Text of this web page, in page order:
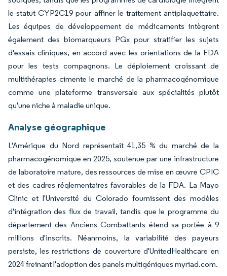
le statut CYP2C19 pour affiner le traitement antiplaquettaire.
Les équipes de développement de médicaments intègrent
également des biomarqueurs PGx pour stratifier les sujets
d'essais cliniques, en accord avec les orientations de la FDA
pour les tests compagnons. Le déploiement croissant de
multithérapies cimente le marché de la pharmacogénomique
comme une plateforme transversale aux spécialités plutôt
qu'une niche à maladie unique.
Analyse géographique
L'Amérique du Nord représentait 41,35 % du marché de la
pharmacogénomique en 2025, soutenue par une infrastructure
de laboratoire mature, des ressources de mise en œuvre CPIC
et des cadres réglementaires favorables de la FDA. La Mayo
Clinic et l'Université du Colorado fournissent des modèles
d'intégration des flux de travail, tandis que le programme du
département des Anciens Combattants étend sa portée à 9
millions d'inscrits. Néanmoins, la variabilité des payeurs
persiste, les restrictions de couverture d'UnitedHealthcare en
2024 freinant l'adoption des panels multigéniques myriad.com.